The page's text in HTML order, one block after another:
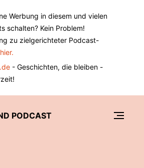
Werbung in diesem und vielen
schalten? Kein Problem!
zu zielgerichteter Podcast-
- Geschichten, die bleiben -
PODCAST